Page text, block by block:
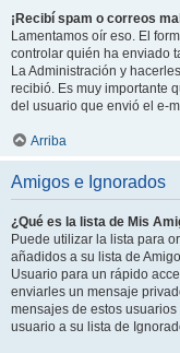
¡Recibí spam o correos
Lamentamos oír eso. El
controlar quién ha enviado
La Administración y
recibió. Es muy importante
del usuario que envió el e-
Arriba
Amigos e Ignorados
¿Qué es la lista de Mis
Puede utilizar la lista para
añadidos a su lista de
Usuario para un rápido
enviarles un mensaje
mensajes de estos
usuario a su lista de